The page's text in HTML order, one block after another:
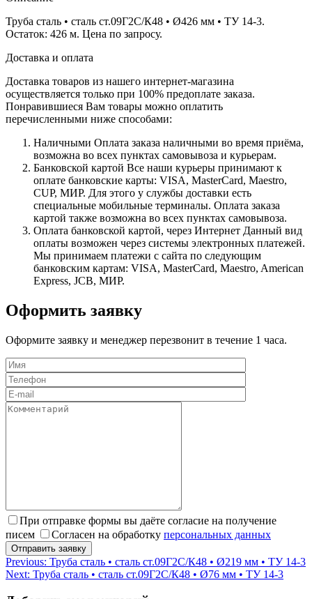
Труба сталь • сталь ст.09Г2С/К48 • Ø426 мм • ТУ 14-3.
Остаток: 426 м. Цена по запросу.
Доставка и оплата
Доставка товаров из нашего интернет-магазина
осуществляется только при 100% предоплате заказа.
Понравившиеся Вам товары можно оплатить
перечисленными ниже способами:
Наличными Оплата заказа наличными во время приёма,
возможна во всех пунктах самовывоза и курьерам.
Банковской картой Все наши курьеры принимают к
оплате банковские карты: VISA, MasterCard, Maestro,
CUP, МИР. Для этого у службы доставки есть
специальные мобильные терминалы. Оплата заказа
картой также возможна во всех пунктах самовывоза.
Оплата банковской картой, через Интернет Данный вид
оплаты возможен через системы электронных платежей.
Мы принимаем платежи с сайта по следующим
банковским картам: VISA, MasterCard, Maestro, American
Express, JCB, МИР.
Оформить заявку
Оформите заявку и менеджер перезвонит в течение 1 часа.
При отправке формы вы даёте согласие на получение
писем
Согласен на обработку персональных данных
Навигация
по
Previous: Труба сталь • сталь ст.09Г2С/К48 • Ø219 мм • ТУ 14-3
Next: Труба сталь • сталь ст.09Г2С/К48 • Ø76 мм • ТУ 14-3